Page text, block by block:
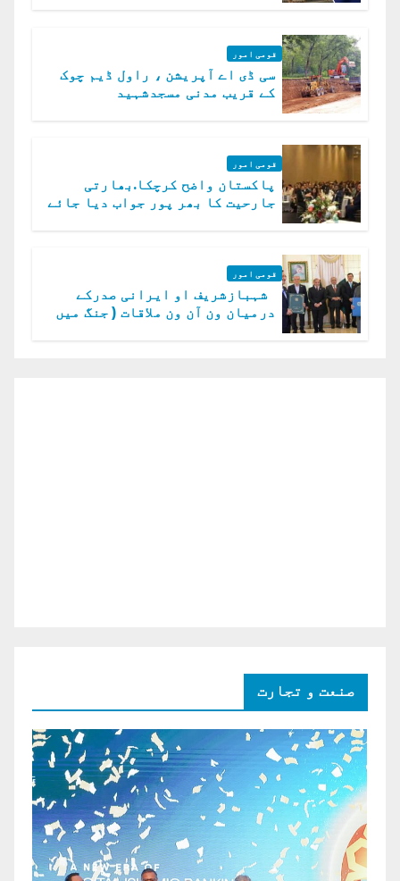
قومی امور
سی ڈی اے آپریشن ، راول ڈیم چوک
کے قریب مدنی مسجدشہید
قومی امور
پاکستان واضح کرچکا.بھارتی
جارحیت کا بھر پور جواب دیا جائے
قومی امور
شہبازشریف او ایرانی صدرکے
درمیان ون آن ون ملاقات ( جنگ میں
صنعت و تجارت